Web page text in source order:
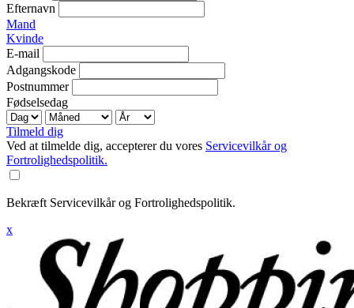
Efternavn
Mand
Kvinde
E-mail
Adgangskode
Postnummer
Fødselsedag
Tilmeld dig
Ved at tilmelde dig, accepterer du vores Servicevilkår og
Fortrolighedspolitik.
Bekræft Servicevilkår og Fortrolighedspolitik.
x